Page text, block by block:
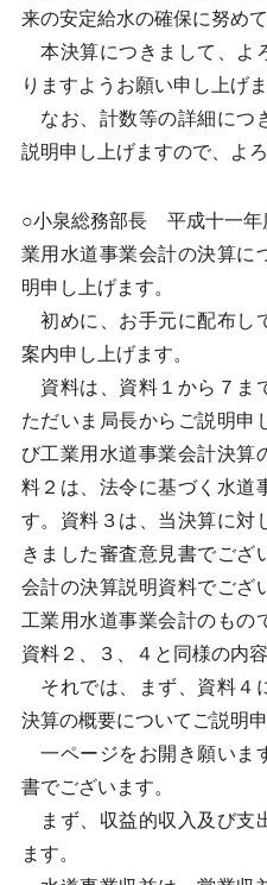
来の安定給水の確保に努めて
本決算につきまして、よ
りますようお願い申し上げま
なお、計数等の詳細につ
説明申し上げますので、よ
○小泉総務部長 平成十一年
業用水道事業会計の決算に
明申し上げます。
初めに、お手元に配布し
案内申し上げます。
資料は、資料１から７ま
ただいま局長からご説明申
び工業用水道事業会計決算
料２は、法令に基づく水道
す。資料３は、当決算に対
きました審査意見書でござ
会計の決算説明資料でござ
工業用水道事業会計のもの
資料２、３、４と同様の内
それでは、まず、資料４
決算の概要についてご説明申
一ページをお開き願いま
書でございます。
まず、収益的収入及び支
ます。